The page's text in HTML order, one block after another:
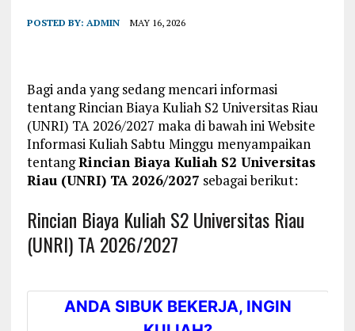
POSTED BY: ADMIN MAY 16, 2026
Bagi anda yang sedang mencari informasi
tentang Rincian Biaya Kuliah S2 Universitas Riau
(UNRI) TA 2026/2027 maka di bawah ini Website
Informasi Kuliah Sabtu Minggu menyampaikan
tentangRincian Biaya Kuliah S2 Universitas
Riau (UNRI) TA 2026/2027 sebagai berikut:
Rincian Biaya Kuliah S2 Universitas Riau
(UNRI) TA 2026/2027